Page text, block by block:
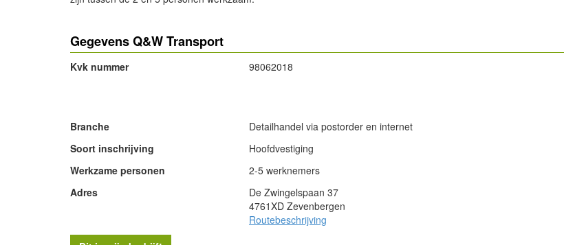
Gegevens Q&W Transport
Kvk nummer 98062018
Branche
Detailhandel via postorder en internet
Soort inschrijving
Hoofdvestiging
Werkzame personen
2-5 werknemers
Adres
De Zwingelspaan 37
4761XD Zevenbergen
Routebeschrijving